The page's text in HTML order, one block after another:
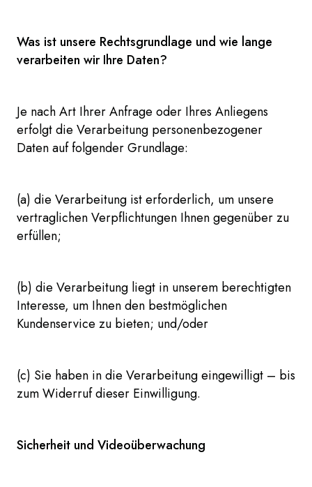
Was ist unsere Rechtsgrundlage und wie lange
verarbeiten wir Ihre Daten?
Je nach Art Ihrer Anfrage oder Ihres Anliegens
erfolgt die Verarbeitung personenbezogener
Daten auf folgender Grundlage:
(a) die Verarbeitung ist erforderlich, um unsere
vertraglichen Verpflichtungen Ihnen gegenüber zu
erfüllen;
(b) die Verarbeitung liegt in unserem berechtigten
Interesse, um Ihnen den bestmöglichen
Kundenservice zu bieten; und/oder
(c) Sie haben in die Verarbeitung eingewilligt – bis
zum Widerruf dieser Einwilligung.
Sicherheit und Videoüberwachung